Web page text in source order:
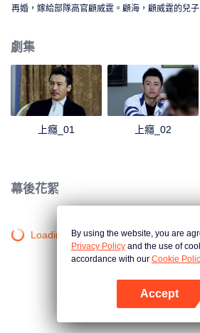
再婚，嫁給部隊高官顧威霆。顧海，顧威霆的兒
起了不小的作用。
劇集
上癮_01 上癮_02
幕後花絮
Loading…By using the website, you are
Privacy Policy and the use of
accordance with our Cookie
Accept